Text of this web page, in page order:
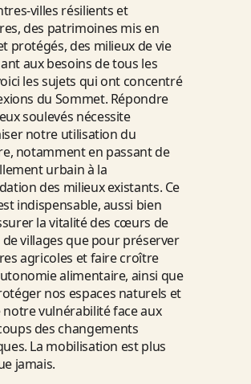
villes résilients et
des patrimoines mis en
protégés, des milieux de vie
aux besoins de tous les
les sujets qui ont concentré
du Sommet. Répondre
soulevés nécessite
notre utilisation du
notamment en passant de
urbain à la
des milieux existants. Ce
indispensable, aussi bien
la vitalité des cœurs de
de villages que pour préserver
agricoles et faire croître
alimentaire, ainsi que
nos espaces naturels et
vulnérabilité face aux
des changements
La mobilisation est plus
jamais.